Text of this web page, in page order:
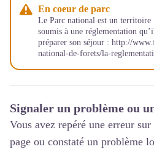
En coeur de parc
Le Parc national est un territoire
soumis à une réglementation
préparer son séjour : http://
national-de-forets/la-
Signaler un problème ou
Vous avez repéré une erreur sur
page ou constaté un problème